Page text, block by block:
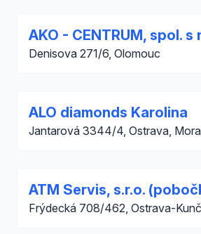
AKO - CENTRUM, spol. s
Denisova 271/6, Olomouc
ALO diamonds Karolina
Jantarová 3344/4, Ostrava,
ATM Servis, s.r.o.
Frýdecká 708/462, Ostrava-